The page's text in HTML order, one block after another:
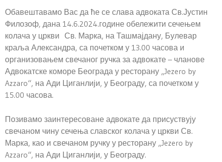
Обавештавамо Вас да ће се слава адвоката Св.Јустин
Филозоф, дана 14.6.2024.године обележити сечењем
колача у цркви Св. Марка, на Ташмајдану, Булевар
краља Александра, са почетком у 13.00 часова и
организовањем свечаног ручка за адвокате – чланове
Адвокатске коморе Београда у ресторану „Jezero by
Azzaro“, на Ади Циганлији, у Београду, са почетком у
15.00 часова.
Позивамо заинтересоване адвокате да присуствују
свечаном чину сечења славског колача у цркви Св.
Марка, као и свечаном ручку у ресторану „Jezero by
Azzaro“, на Ади Циганлији, у Београду.